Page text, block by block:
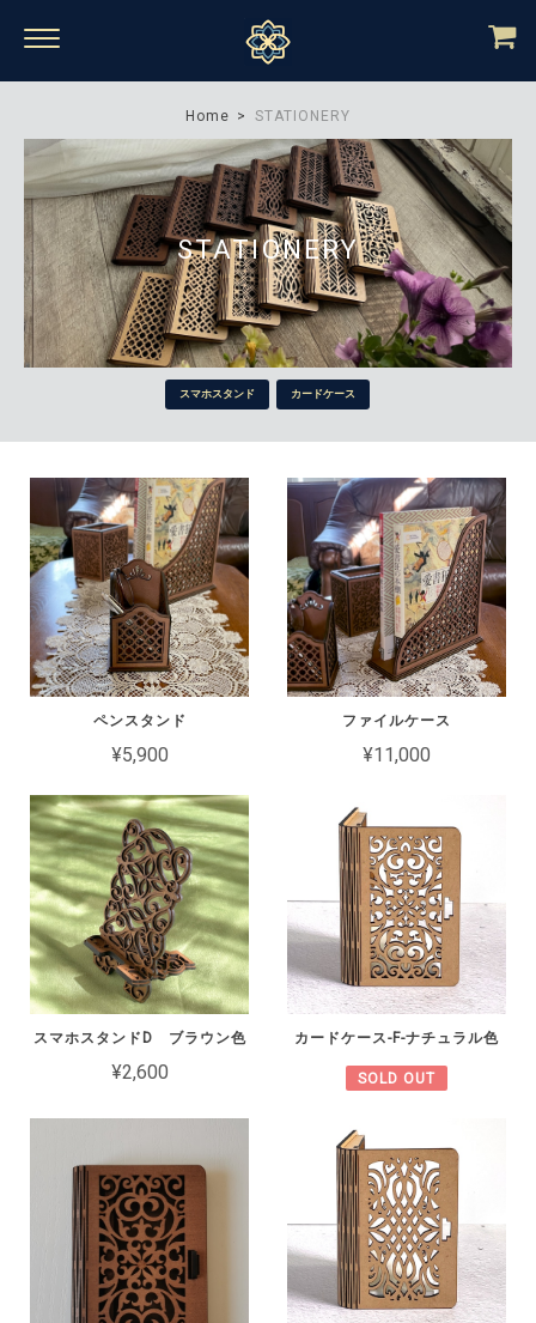
Home STATIONERY
STATIONERY
スマホスタンド カードケース
ペンスタンド
¥5,900
ファイルケース
¥11,000
スマホスタンドD ブラウン色
¥2,600
カードケース-F-ナチュラル色
SOLD OUT